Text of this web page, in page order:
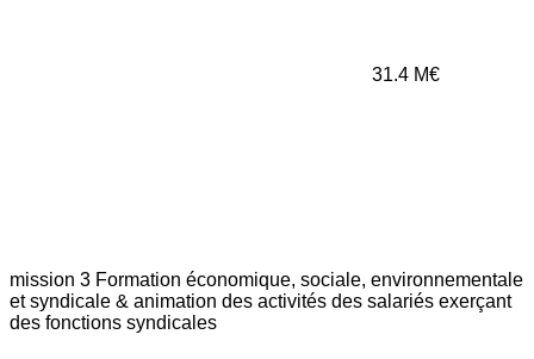
31.4 M€
mission 3 Formation économique, sociale, environnementale
et syndicale & animation des activités des salariés exerçant
des fonctions syndicales